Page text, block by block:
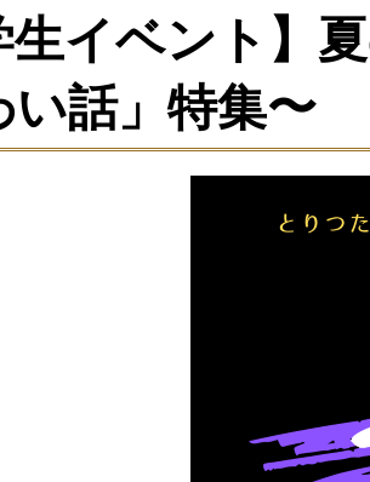
生イベント】
い話」特集〜